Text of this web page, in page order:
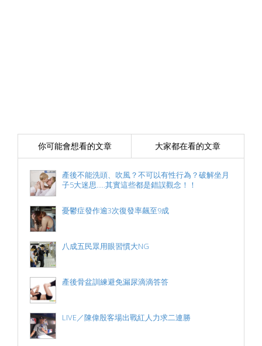
你可能會想看的文章 大家都在看的文章
產後不能洗頭、吹風？不可以有性行為？破解坐月
子5大迷思.....其實這些都是錯誤觀念！！
憂鬱症發作逾3次復發率飆至9成
八成五民眾用眼習慣大NG
產後骨盆訓練避免漏尿滴滴答答
LIVE／陳偉殷客場出戰紅人力求二連勝